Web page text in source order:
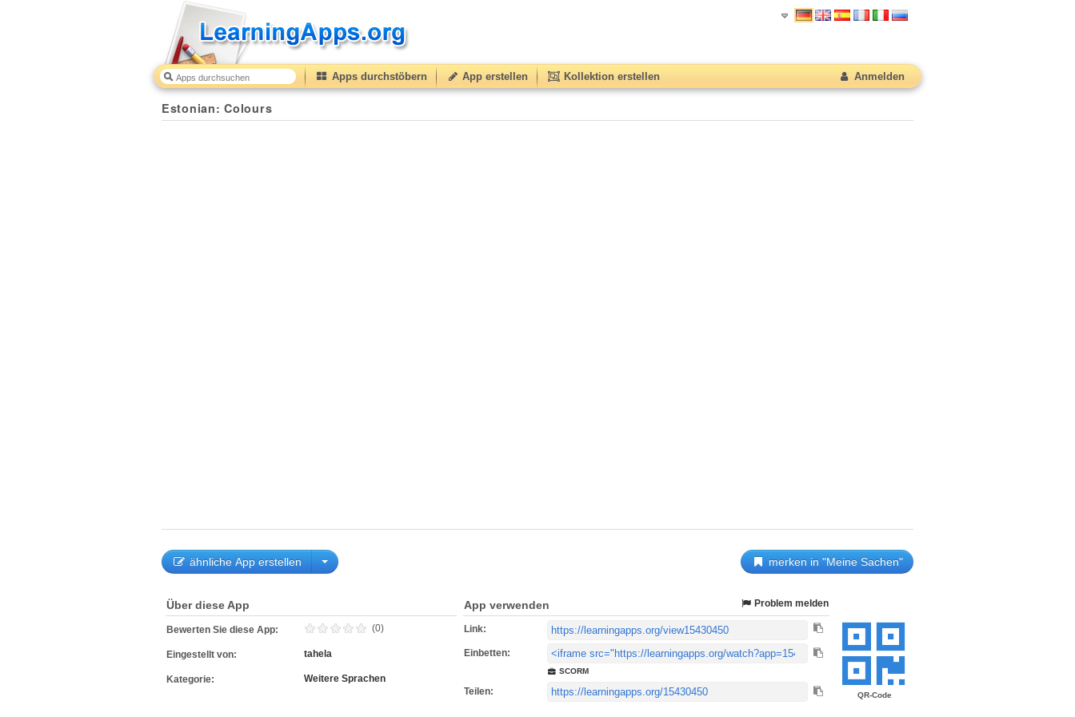
Apps durchstöbern App erstellen Kollektion erstellen Anmelden
Estonian: Colours
ähnliche App erstellen merken in "Meine Sachen"
QR-Code
Über diese App
Bewerten Sie diese App: (0)
Eingestellt von: tahela
Kategorie: Weitere Sprachen
App verwenden Problem melden
Link:
Einbetten:
SCORM
Teilen: